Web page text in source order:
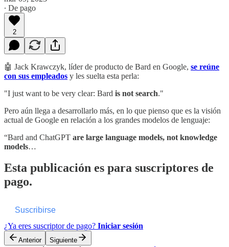
∙ De pago
2
🤖 Jack Krawczyk, líder de producto de Bard en Google, se reúne
con sus empleados y les suelta esta perla:
"I just want to be very clear: Bard is not search."
Pero aún llega a desarrollarlo más, en lo que pienso que es la visión
actual de Google en relación a los grandes modelos de lenguaje:
“Bard and ChatGPT are large language models, not knowledge
models…
Esta publicación es para suscriptores de
pago.
Suscribirse
¿Ya eres suscriptor de pago? Iniciar sesión
Anterior Siguiente